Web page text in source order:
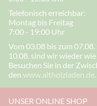
Telefonisch erreichbar:
Montag bis Freitag
7:00 - 19:00 Uhr
Vom 03.08 bis zum
10.08. sind wir wieder
Besuchen Sie in der
den www.altholzladen.de.
UNSER ONLINE SHOP